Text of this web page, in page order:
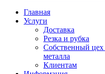
Главная
Услуги
Доставка
Резка и рубка
Собственный цех
металла
Клиентам